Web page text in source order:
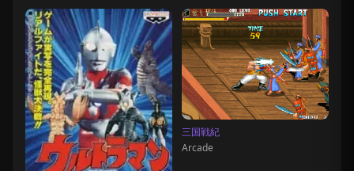
三国戦紀
Arcade